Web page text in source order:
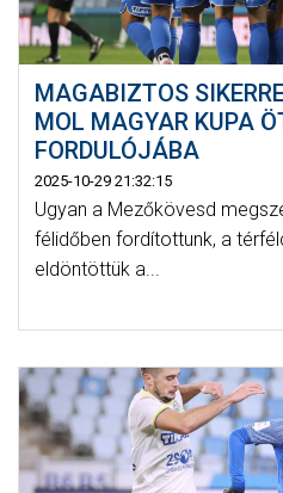
MAGABIZTOS
MOL MAGYAR KUPA
FORDULÓJÁBA
2025-10-29 21:32:15
Ugyan a Mezőkövesd
félidőben fordítottunk, a
eldöntöttük a...